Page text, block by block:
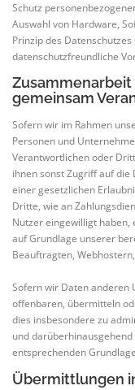
Schutz
Auswahl von Hardware,
Prinzip des
datenschutzfreundliche
gemeinsam
Sofern wir im Rahmen
Personen und
Verantwortlichen oder
ihnen sonst Zugriff auf
einer gesetzlichen
Dritte, wie an
Nutzer eingewilligt
auf Grundlage unserer
Beauftragten,
Sofern wir Daten anderen
offenbaren, übermitteln
dies insbesondere zu
und
entsprechenden
Übermittlungen